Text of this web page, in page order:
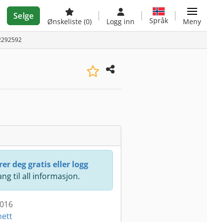
Selge
Ønskeliste (0) Logg inn Språk Meny
deg gratis eller logg
til all informasjon.